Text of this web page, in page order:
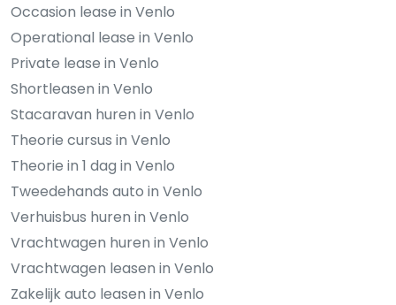
Occasion lease in Venlo
Operational lease in Venlo
Private lease in Venlo
Shortleasen in Venlo
Stacaravan huren in Venlo
Theorie cursus in Venlo
Theorie in 1 dag in Venlo
Tweedehands auto in Venlo
Verhuisbus huren in Venlo
Vrachtwagen huren in Venlo
Vrachtwagen leasen in Venlo
Zakelijk auto leasen in Venlo